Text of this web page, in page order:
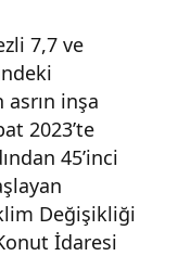
7,7 ve
inşa
2023’te
45’inci
Değişikliği
İdaresi